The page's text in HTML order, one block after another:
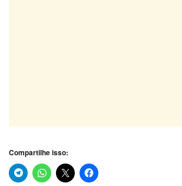
Compartilhe isso: